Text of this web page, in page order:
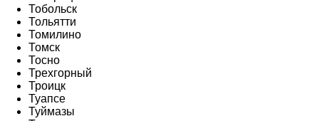
Тобольск
Тольятти
Томилино
Томск
Тосно
Трехгорный
Троицк
Туапсе
Туймазы